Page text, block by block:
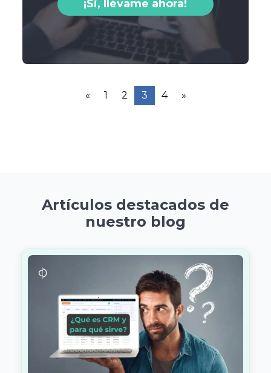
¡Si, llévame ahora!
« 1 2 3 4 »
Artículos destacados de
nuestro blog